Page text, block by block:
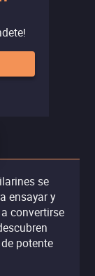
se
ensayar y
convertirse
potente